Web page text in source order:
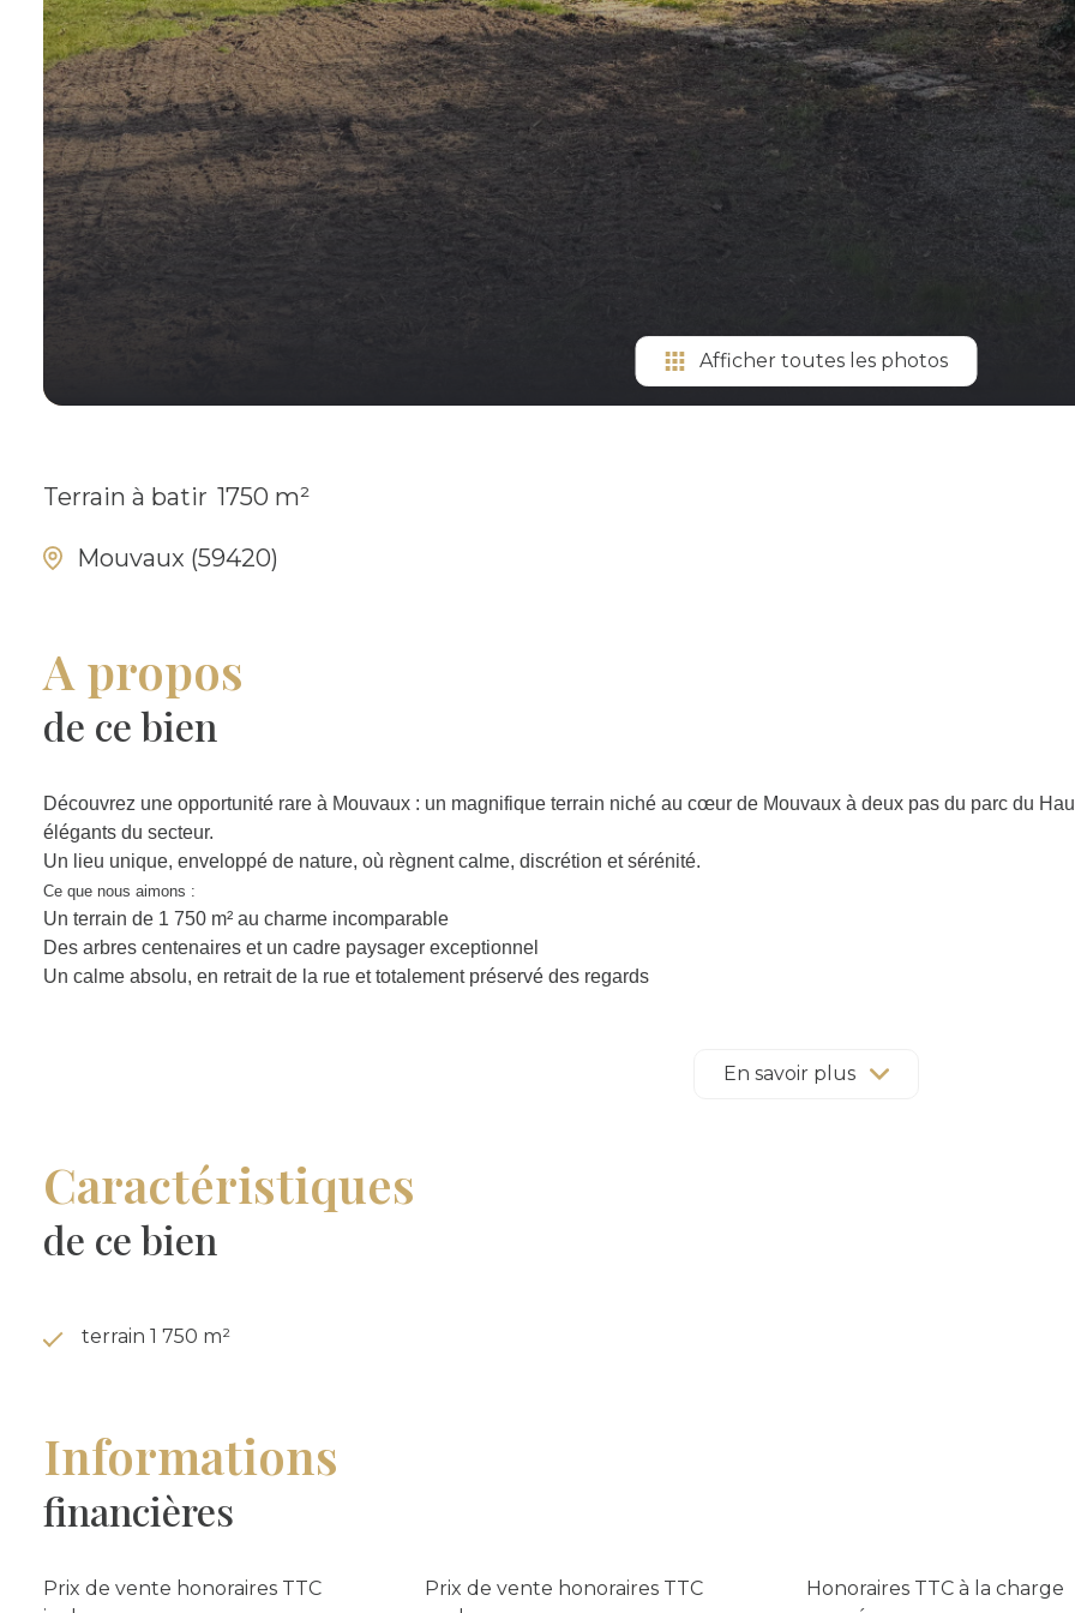
Afficher toutes les photos
Terrain à batir 1750 m²
Mouvaux (59420)
A propos
de ce bien
Découvrez une opportunité rare à Mouvaux : un magnifique terrain niché au cœur de Mouvaux à deux pas du parc du
élégants du secteur.
Un lieu unique, enveloppé de nature, où règnent calme, discrétion et sérénité.
Ce que nous aimons :
Un terrain de 1 750 m² au charme incomparable
Des arbres centenaires et un cadre paysager exceptionnel
Un calme absolu, en retrait de la rue et totalement préservé des regards
Réseaux d’assainissement présents dans l’allée
Eau potable, électricité, télécom et gaz à raccorder (terrain non viabilisé)
Secteur classé « Paysage Arboré – ESPA simple »
ou à tout projet recherchant espace, verdure et tranquillité.
Un environnement qui invite au bien-être, à la douceur de vivre et à un art de vivre rare.
En savoir plus
Caractéristiques
de ce bien
terrain 1 750 m²
Informations
financières
Prix de vente honoraires TTC
Prix de vente honoraires TTC
Honoraires TTC à la charge